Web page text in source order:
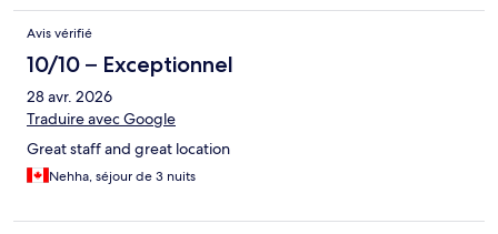
Avis vérifié
10/10 – Exceptionnel
28 avr. 2026
Traduire avec Google
Great staff and great location
Nehha, séjour de 3 nuits